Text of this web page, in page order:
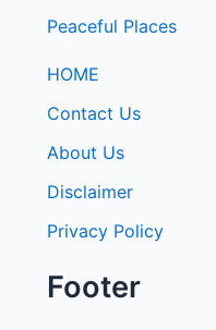
Peaceful Places
HOME
Contact Us
About Us
Disclaimer
Privacy Policy
Footer